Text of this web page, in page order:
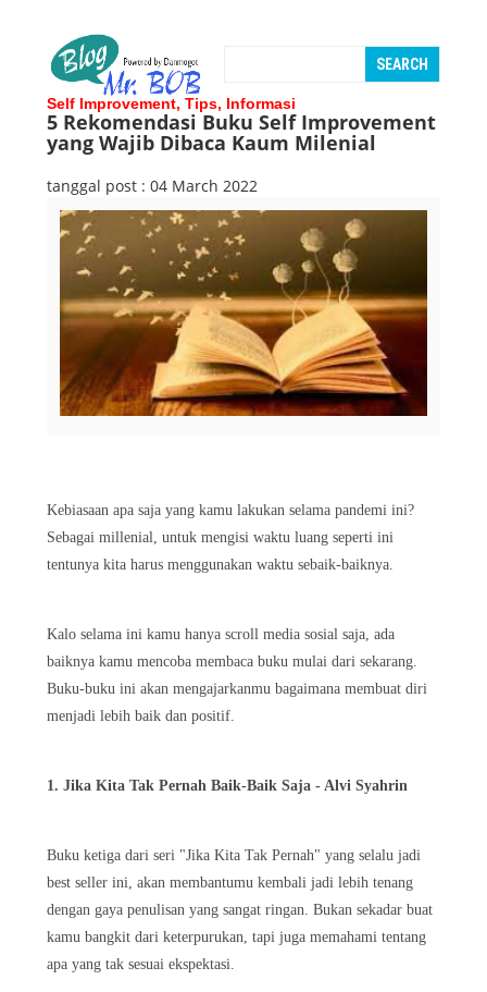
Self Improvement, Tips, Informasi
5 Rekomendasi Buku Self Improvement
yang Wajib Dibaca Kaum Milenial
tanggal post : 04 March 2022
Kebiasaan apa saja yang kamu lakukan selama pandemi ini?
Sebagai millenial, untuk mengisi waktu luang seperti ini
tentunya kita harus menggunakan waktu sebaik-baiknya.
Kalo selama ini kamu hanya scroll media sosial saja, ada
baiknya kamu mencoba membaca buku mulai dari sekarang.
Buku-buku ini akan mengajarkanmu bagaimana membuat diri
menjadi lebih baik dan positif.
1. Jika Kita Tak Pernah Baik-Baik Saja - Alvi Syahrin
Buku ketiga dari seri "Jika Kita Tak Pernah" yang selalu jadi
best seller ini, akan membantumu kembali jadi lebih tenang
dengan gaya penulisan yang sangat ringan. Bukan sekadar buat
kamu bangkit dari keterpurukan, tapi juga memahami tentang
apa yang tak sesuai ekspektasi.